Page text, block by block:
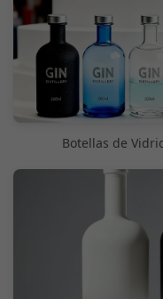
Botellas de